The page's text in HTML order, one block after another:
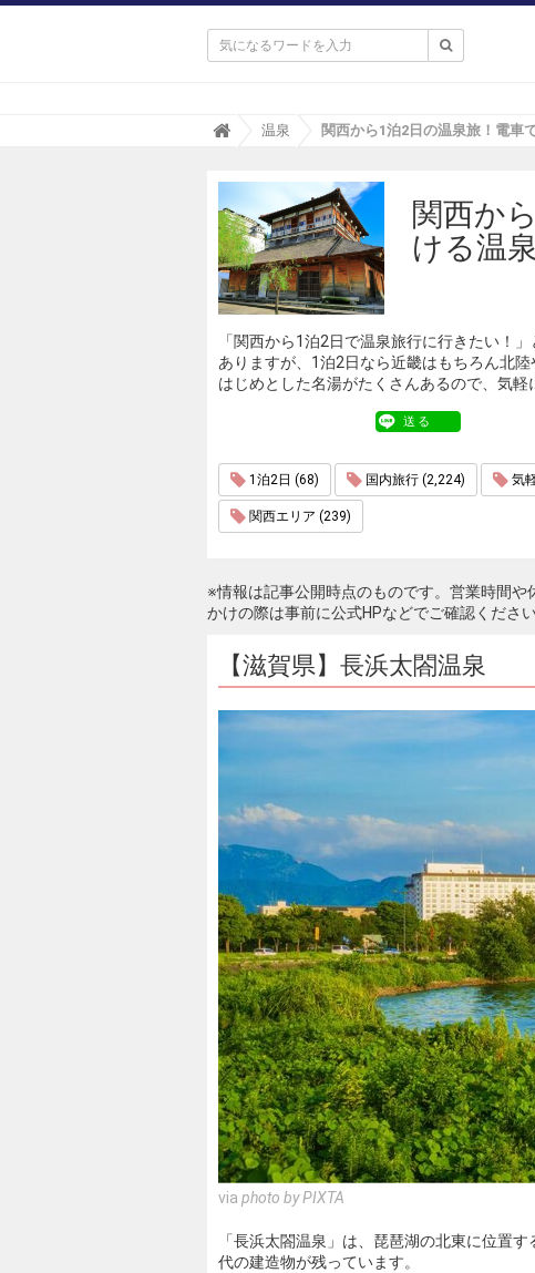
T
a
(
ト
リ
パ
)
温泉
関西か
ける温
「関西から1泊2日で温泉旅行に行きたい！
ありますが、1泊2日なら近畿はもちろん北
はじめとした名湯がたくさんあるので、気
送る
1泊2日 (68) 国内旅行 (2,224) 気
関西エリア (239)
※情報は記事公開時点のものです。営業時間
かけの際は事前に公式HPなどでご確認ください
【滋賀県】長浜太閤温泉
via photo by PIXTA
「長浜太閤温泉」は、琵琶湖の北東に位置
代の建造物が残っています。